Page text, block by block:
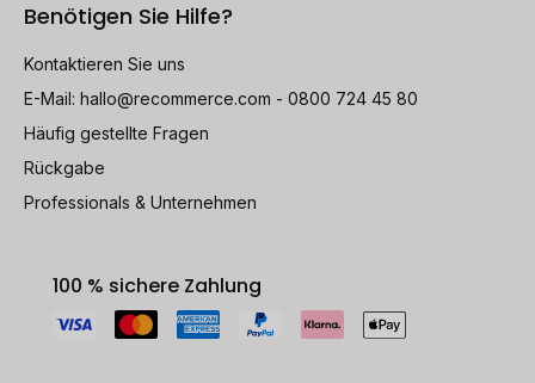
Benötigen Sie Hilfe?
Kontaktieren Sie uns
E-Mail: hallo@recommerce.com - 0800 724 45 80
Häufig gestellte Fragen
Rückgabe
Professionals & Unternehmen
100 % sichere Zahlung